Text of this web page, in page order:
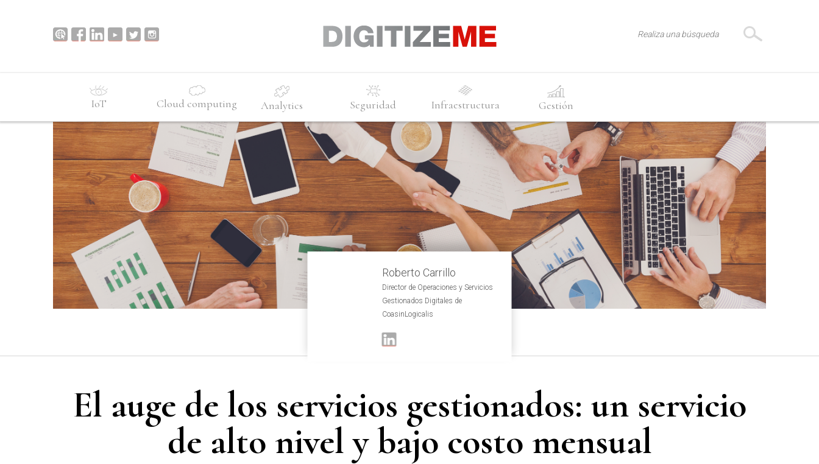
IoT Cloud computing Analytics Seguridad Infraestructura Gestión
Roberto Carrillo
Director de Operaciones y Servicios
Gestionados Digitales de
CoasinLogicalis
El auge de los servicios gestionados: un servicio
de alto nivel y bajo costo mensual